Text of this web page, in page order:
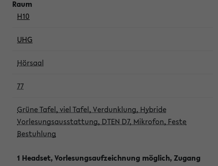
H10
UHG
Hörsaal
77
Grüne Tafel, viel Tafel, Verdunklung, Hybride
Vorlesungsausstattung, DTEN D7, Mikrofon, Feste
Bestuhlung
1 Headset, Vorlesungsaufzeichnung möglich, Zugang